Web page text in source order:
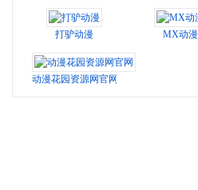
打驴动漫 MX动漫
动漫花园资源网官网